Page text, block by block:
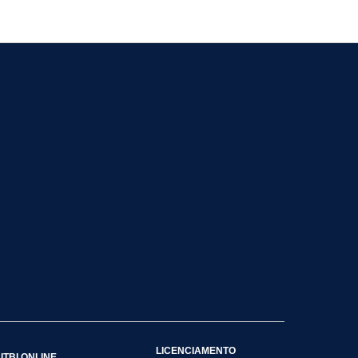
LICENCIAMENTO